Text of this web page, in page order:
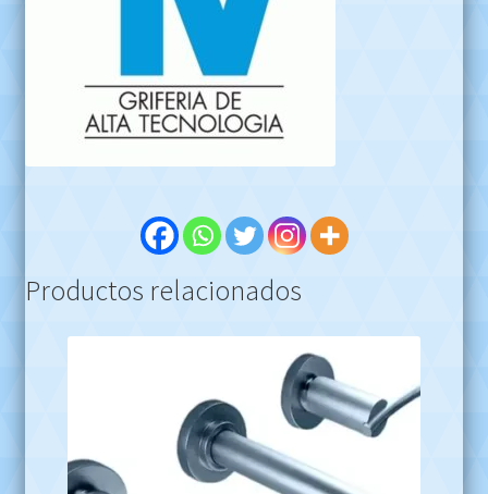
Productos relacionados